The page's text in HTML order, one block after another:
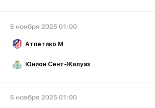
5 ноября 2025 01:00
Атлетико М
Юнион Сент-Жилуаз
5 ноября 2025 01:00